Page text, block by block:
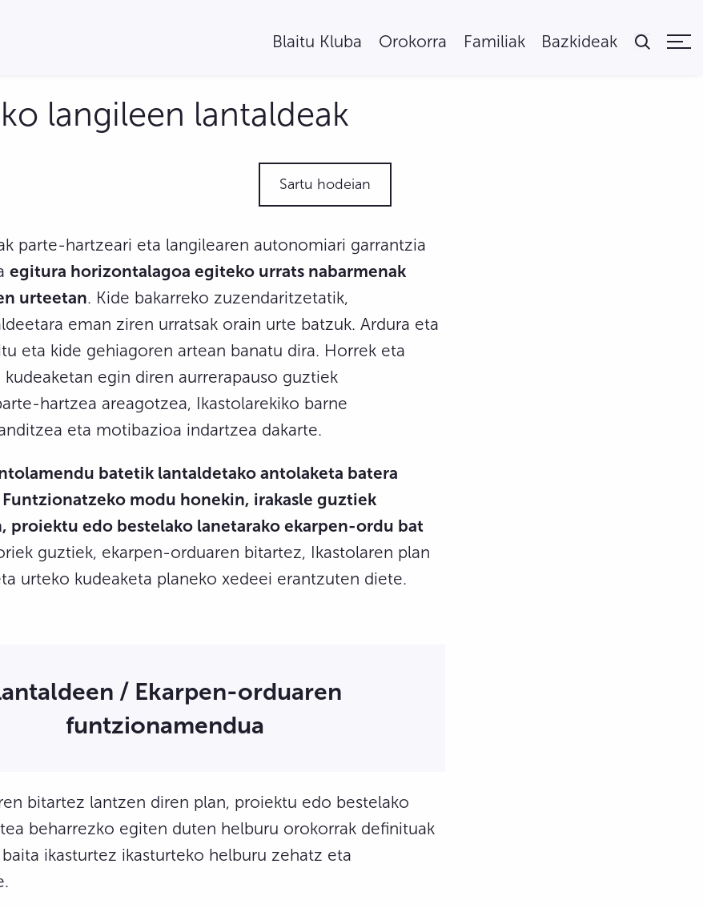
Blaitu Kluba Orokorra Familiak Bazkideak
langileen lantaldeak
Sartu hodeian
parte-hartzeari eta langilearen autonomiari garrantzia
egitura horizontalagoa egiteko urrats nabarmenak
urteetan. Kide bakarreko zuzendaritzetatik,
eman ziren urratsak orain urte batzuk. Ardura eta
eta kide gehiagoren artean banatu dira. Horrek eta
egin diren aurrerapauso guztiek
hartzea areagotzea, Ikastolarekiko barne
eta motibazioa indartzea dakarte.
batetik lantaldetako antolaketa batera
modu honekin, irakasle guztiek
proiektu edo bestelako lanetarako ekarpen-ordu bat
guztiek, ekarpen-orduaren bitartez, Ikastolaren plan
urteko kudeaketa planeko xedeei erantzuten diete.
/ Ekarpen-orduaren
funtzionamendua
bitartez lantzen diren plan, proiektu edo bestelako
beharrezko egiten duten helburu orokorrak definituak
ikasturtez ikasturteko helburu zehatz eta